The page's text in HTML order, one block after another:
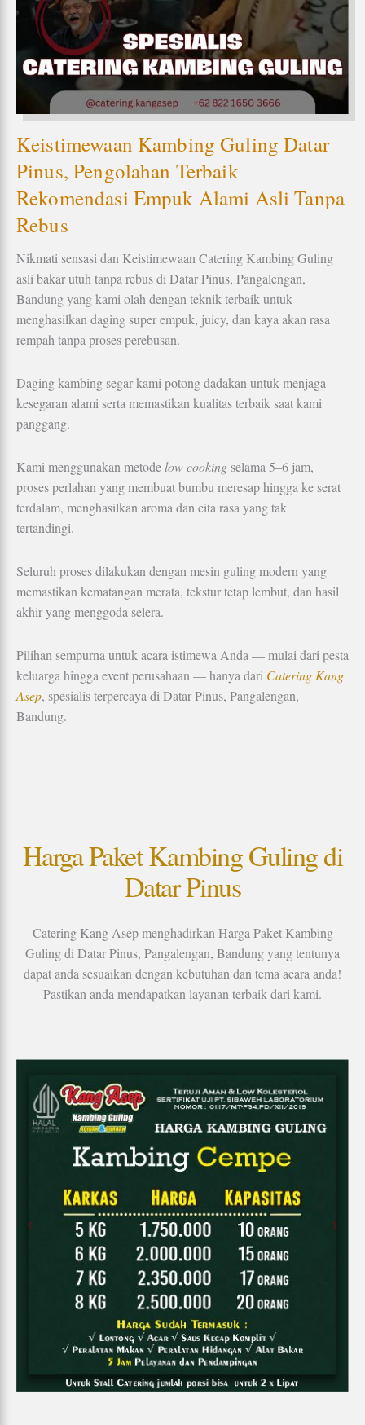
Keistimewaan Kambing Guling Datar
Pinus, Pengolahan Terbaik
Rekomendasi Empuk Alami Asli Tanpa
Rebus
Nikmati sensasi dan Keistimewaan Catering Kambing Guling
asli bakar utuh tanpa rebus di Datar Pinus, Pangalengan,
Bandung yang kami olah dengan teknik terbaik untuk
menghasilkan daging super empuk, juicy, dan kaya akan rasa
rempah tanpa proses perebusan.
Daging kambing segar kami potong dadakan untuk menjaga
kesegaran alami serta memastikan kualitas terbaik saat kami
panggang.
Kami menggunakan metodelow cooking selama 5–6 jam,
proses perlahan yang membuat bumbu meresap hingga ke serat
terdalam, menghasilkan aroma dan cita rasa yang tak
tertandingi.
Seluruh proses dilakukan dengan mesin guling modern yang
memastikan kematangan merata, tekstur tetap lembut, dan hasil
akhir yang menggoda selera.
Pilihan sempurna untuk acara istimewa Anda — mulai dari pesta
keluarga hingga event perusahaan — hanya dari Catering Kang
Asep, spesialis terpercaya di Datar Pinus, Pangalengan,
Bandung.
Harga Paket Kambing Guling di
Datar Pinus
Catering Kang Asep menghadirkan Harga Paket Kambing
Guling di Datar Pinus, Pangalengan, Bandung yang tentunya
dapat anda sesuaikan dengan kebutuhan dan tema acara anda!
Pastikan anda mendapatkan layanan terbaik dari kami.